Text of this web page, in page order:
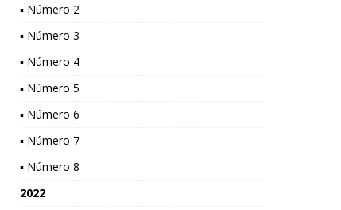
▪ Número 2
▪ Número 3
▪ Número 4
▪ Número 5
▪ Número 6
▪ Número 7
▪ Número 8
2022